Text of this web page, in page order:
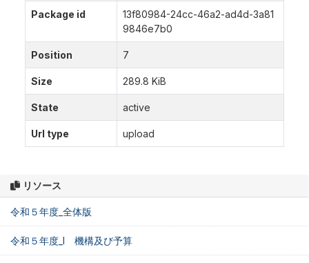
リソース
令和５年度_全体版
令和５年度_I 機構及び予算
Package id
13f80984-24cc-46a2-ad4d-3a81
9846e7b0
Position 7
Size 289.8 KiB
State active
Url type upload